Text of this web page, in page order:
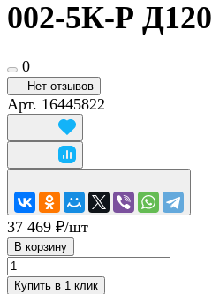
002-5К-Р Д120
0
Нет отзывов
Арт. 16445822
37 469 ₽/шт
В корзину
Купить в 1 клик